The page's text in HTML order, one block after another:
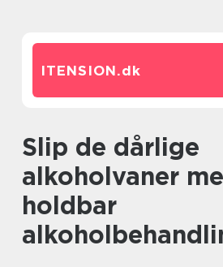
ITENSION.dk
Slip de dårlige
alkoholvaner
holdbar